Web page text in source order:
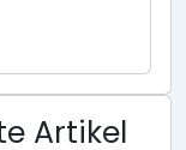
Artikel